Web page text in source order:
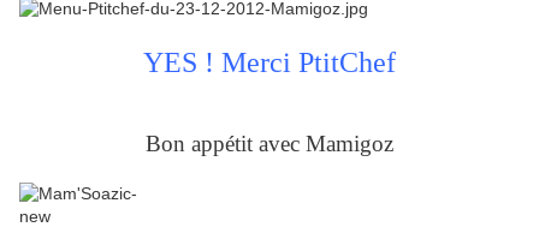
YES ! Merci PtitChef
Bon appétit avec Mamigoz